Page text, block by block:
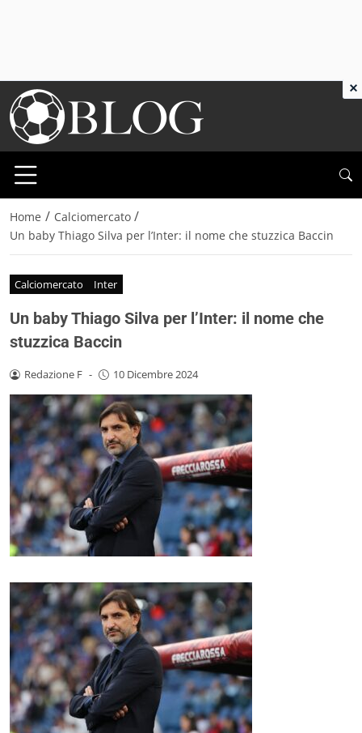
Home / Calciomercato /
Un baby Thiago Silva per l’Inter: il nome che stuzzica Baccin
Calciomercato Inter
Un baby Thiago Silva per l’Inter: il nome che
stuzzica Baccin
Redazione F - 10 Dicembre 2024
×